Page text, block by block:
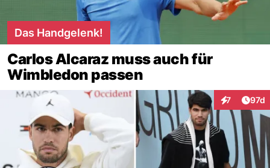
Das Handgelenk!
Carlos Alcaraz muss auch für
Wimbledon passen
7 97d